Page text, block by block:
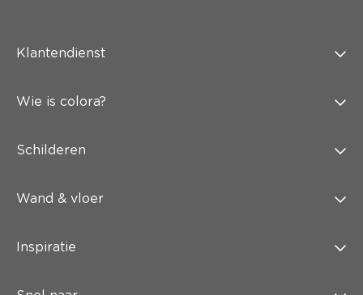
Klantendienst
Wie is colora?
Schilderen
Wand & vloer
Inspiratie